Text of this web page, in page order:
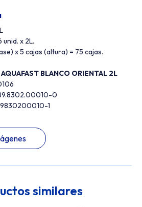
x 2L.
x 5 cajas (altura) = 75 cajas.
BLANCO ORIENTAL 2L
0
1
similares